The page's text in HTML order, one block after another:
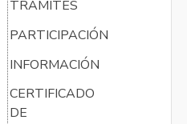
TRÁMITES
PARTICIPACIÓN
INFORMACIÓN
CERTIFICADO
DE